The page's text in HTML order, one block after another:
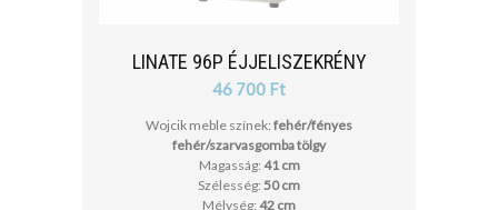
LINATE 96P ÉJJELISZEKRÉNY
46 700 Ft
Wojcik meble színek: fehér/fényes
fehér/szarvasgomba tölgy
Magasság: 41 cm
Szélesség: 50 cm
Mélység: 42 cm